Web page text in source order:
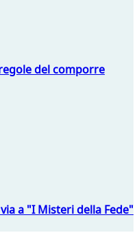
del comporre
a "I Misteri della Fede"